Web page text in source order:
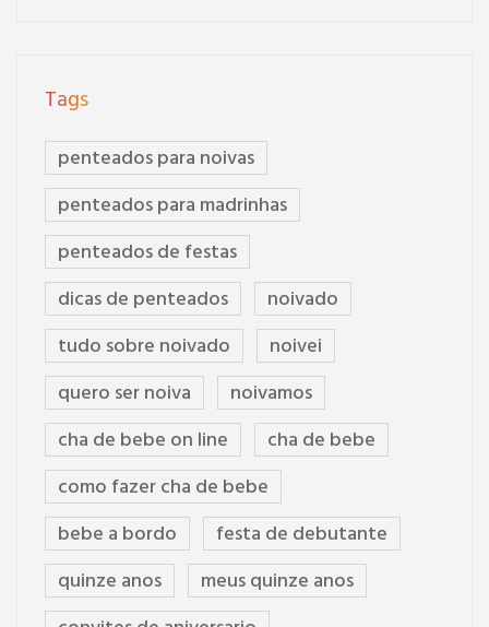
Tags
penteados para noivas
penteados para madrinhas
penteados de festas
dicas de penteados
noivado
tudo sobre noivado
noivei
quero ser noiva
noivamos
cha de bebe on line
cha de bebe
como fazer cha de bebe
bebe a bordo
festa de debutante
quinze anos
meus quinze anos